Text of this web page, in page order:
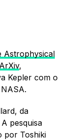
Astrophysical
ArXiv,
Kepler com o
da
pesquisa
por Toshiki